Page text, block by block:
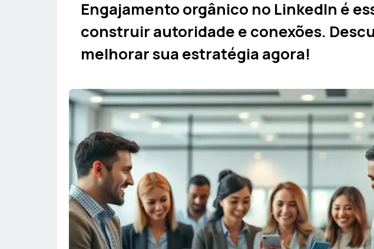
Engajamento orgânico no LinkedIn é
construir autoridade e conexões.
melhorar sua estratégia agora!